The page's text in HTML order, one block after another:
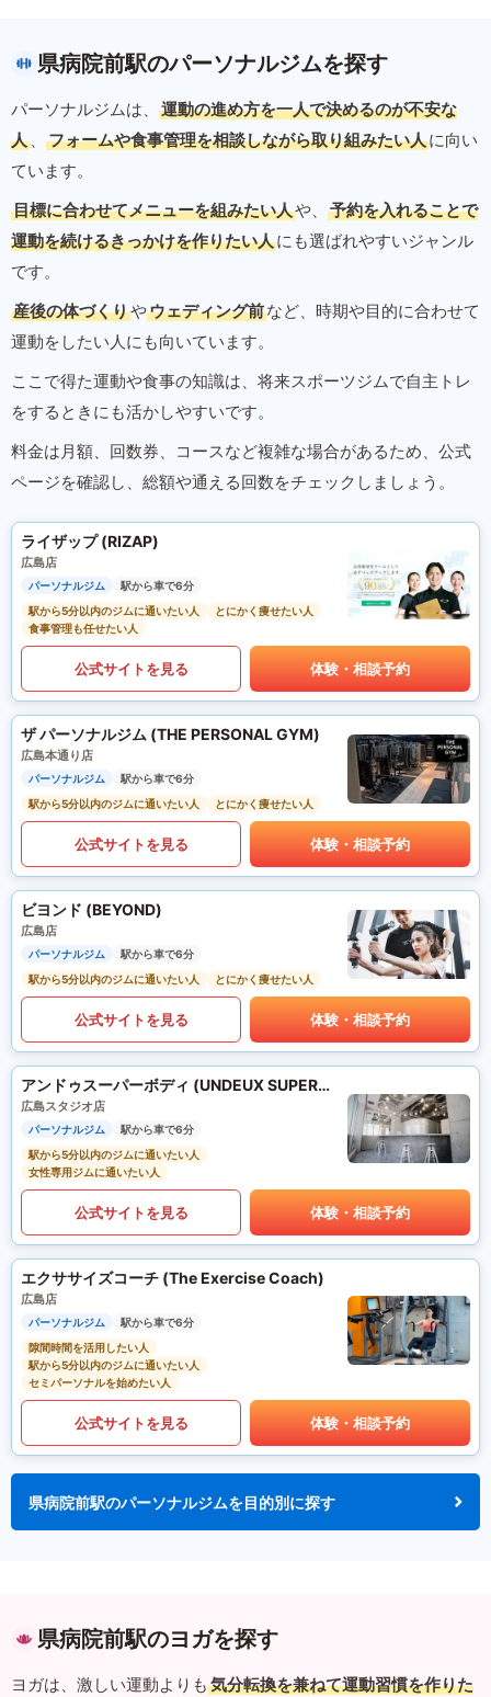
県病院前駅のパーソナルジムを探す
パーソナルジムは、
運動の進め方を一人で決めるのが不安な
人 、 フォームや食事管理を相談しながら取り組みたい人に向い
ています。
目標に合わせてメニューを組みたい人や、
予約を入れることで
運動を続けるきっかけを作りたい人にも選ばれやすいジャンル
です。
産後の体づくりやウェディング前など、時期や目的に合わせて
運動をしたい人にも向いています。
ここで得た運動や食事の知識は、将来スポーツジムで自主トレ
をするときにも活かしやすいです。
料金は月額、回数券、コースなど複雑な場合があるため、公式
ページを確認し、総額や通える回数をチェックしましょう。
ライザップ (RIZAP)
広島店
パーソナルジム
駅から車で6分
駅から5分以内のジムに通いたい人
とにかく痩せたい人
食事管理も任せたい人
公式サイトを見る 体験・相談予約
ザ パーソナルジム (THE PERSONAL GYM)
広島本通り店
パーソナルジム
駅から車で6分
駅から5分以内のジムに通いたい人
とにかく痩せたい人
公式サイトを見る 体験・相談予約
ビヨンド (BEYOND)
広島店
パーソナルジム
駅から車で6分
駅から5分以内のジムに通いたい人
とにかく痩せたい人
公式サイトを見る 体験・相談予約
アンドゥスーパーボディ (UNDEUX SUPERBODY)
広島スタジオ店
パーソナルジム
駅から車で6分
駅から5分以内のジムに通いたい人
女性専用ジムに通いたい人
公式サイトを見る 体験・相談予約
エクササイズコーチ (The Exercise Coach)
広島店
パーソナルジム
駅から車で6分
隙間時間を活用したい人
駅から5分以内のジムに通いたい人
セミパーソナルを始めたい人
公式サイトを見る 体験・相談予約
県病院前駅のパーソナルジムを目的別に探す
県病院前駅のヨガを探す
ヨガは、激しい運動よりも 気分転換を兼ねて運動習慣を作りた